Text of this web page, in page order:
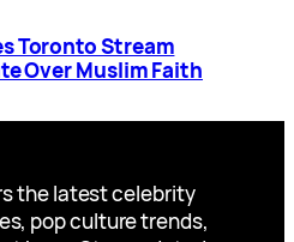
Toronto Stream
Over Muslim Faith
the latest celebrity
pop culture trends,